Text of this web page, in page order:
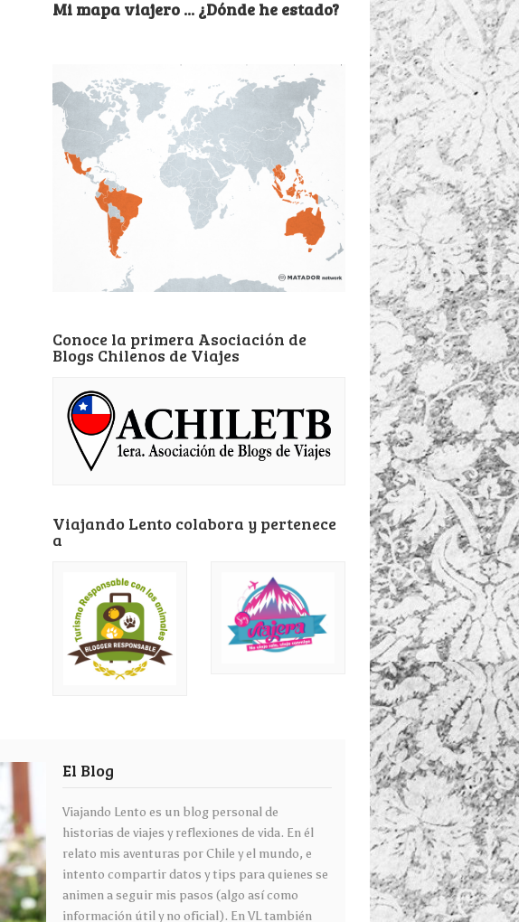
Mi mapa viajero ... ¿Dónde he estado?
Conoce la primera Asociación de
Blogs Chilenos de Viajes
Viajando Lento colabora y pertenece
a
El Blog
Viajando Lento es un blog personal de
historias de viajes y reflexiones de vida. En él
relato mis aventuras por Chile y el mundo, e
intento compartir datos y tips para quienes se
animen a seguir mis pasos (algo así como
información útil y no oficial). En VL también